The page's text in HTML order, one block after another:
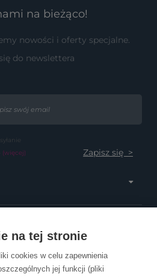
na tej stronie
cookies w celu zapewnienia
jej funkcji (pliki
na bieżąco!
nowości i oferty specjalne.
do newslettera
(więcej)